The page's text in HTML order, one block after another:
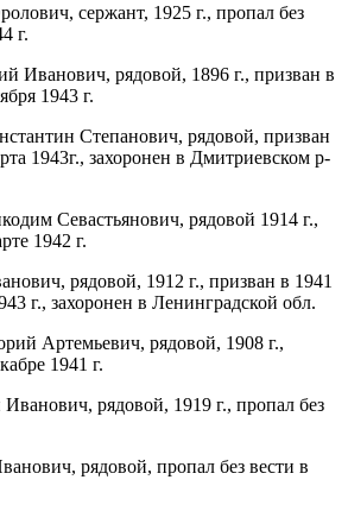
сержант, 1925 г., пропал без
г.
Иванович, рядовой, 1896 г., призван в
1943 г.
Степанович, рядовой, призван
1943г., захоронен в Дмитриевском р-
Севастьянович, рядовой 1914 г.,
1942 г.
рядовой, 1912 г., призван в 1941
г., захоронен в Ленинградской обл.
Артемьевич, рядовой, 1908 г.,
1941 г.
рядовой, 1919 г., пропал без
рядовой, пропал без вести в